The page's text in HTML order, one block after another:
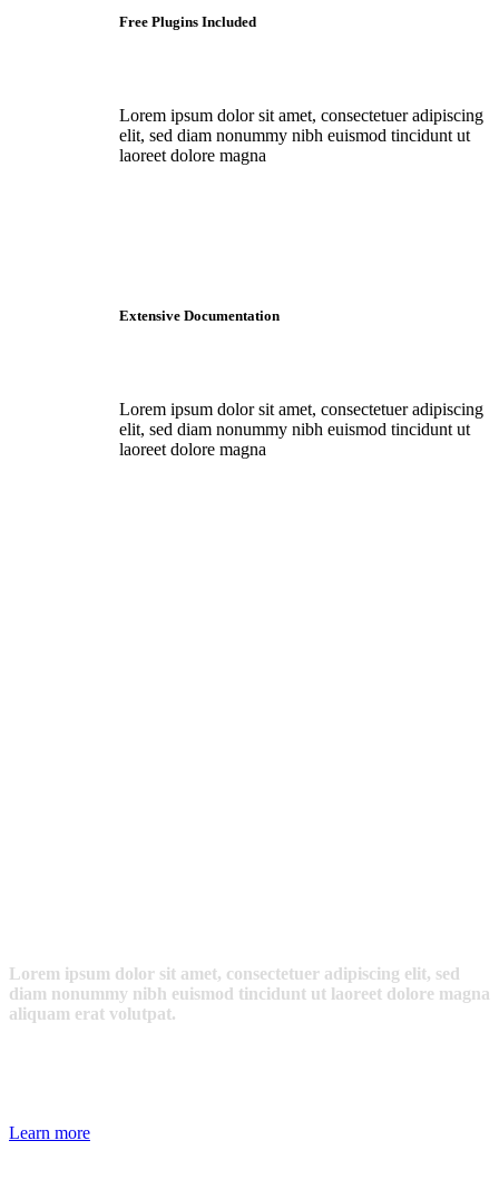
Free Plugins Included
Lorem ipsum dolor sit amet, consectetuer adipiscing
elit, sed diam nonummy nibh euismod tincidunt ut
laoreet dolore magna
Extensive Documentation
Lorem ipsum dolor sit amet, consectetuer adipiscing
elit, sed diam nonummy nibh euismod tincidunt ut
laoreet dolore magna
Lorem ipsum dolor sit amet, consectetuer adipiscing elit, sed
diam nonummy nibh euismod tincidunt ut laoreet dolore magna
aliquam erat volutpat.
Learn more